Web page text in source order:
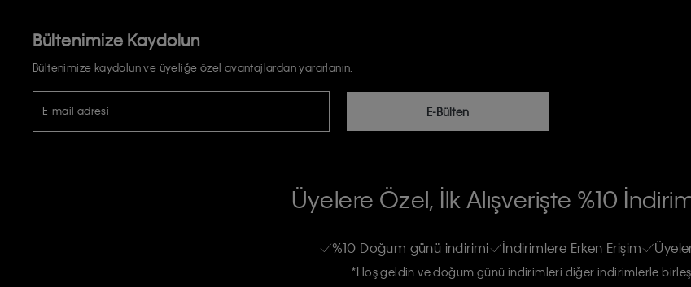
Bültenimize Kaydolun
Bültenimize kaydolun ve üyeliğe özel avantajlardan yararlanın.
E-mail adresi E-Bülten
Calvin Klein e-bültenine abone olarak, kişisel verilerimin Calvin Klein tarafına gönderileceğinin ve güncel ürün,
Üyelere Özel, İlk Alışverişte %10
%10 Doğum günü indirimi İndirimlere Erken Erişim
*Hoş geldin ve doğum günü indirimleri diğer indirimlerle